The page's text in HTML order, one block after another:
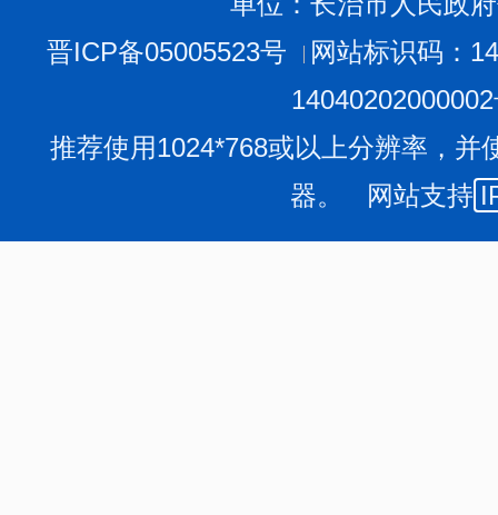
晋ICP备05005523号
网站标识码：
推荐使用1024*768或以上分辨率，并
器。 网站支持